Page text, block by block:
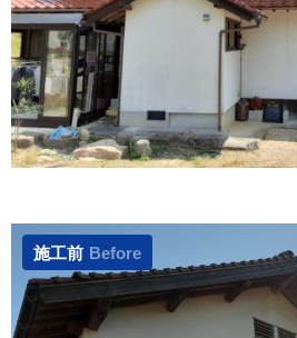
施工前 Before